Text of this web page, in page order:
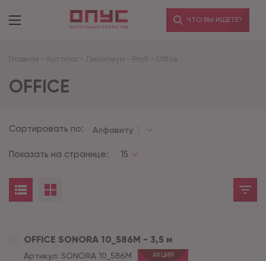
ЧТО ВЫ ИЩЕТЕ?
Главная - Каталог - Линолеум - Profi - Office
OFFICE
Сортировать по: Алфавиту
Показать на странице: 15
OFFICE SONORA 10_586M - 3,5 м
Артикул: SONORA 10_586M АКЦИЯ